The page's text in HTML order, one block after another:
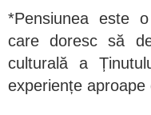
*Pensiunea este
care doresc să
culturală a
experiențe aproape